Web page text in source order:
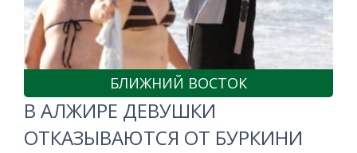
БЛИЖНИЙ ВОСТОК
В АЛЖИРЕ ДЕВУШКИ
ОТКАЗЫВАЮТСЯ ОТ БУРКИНИ